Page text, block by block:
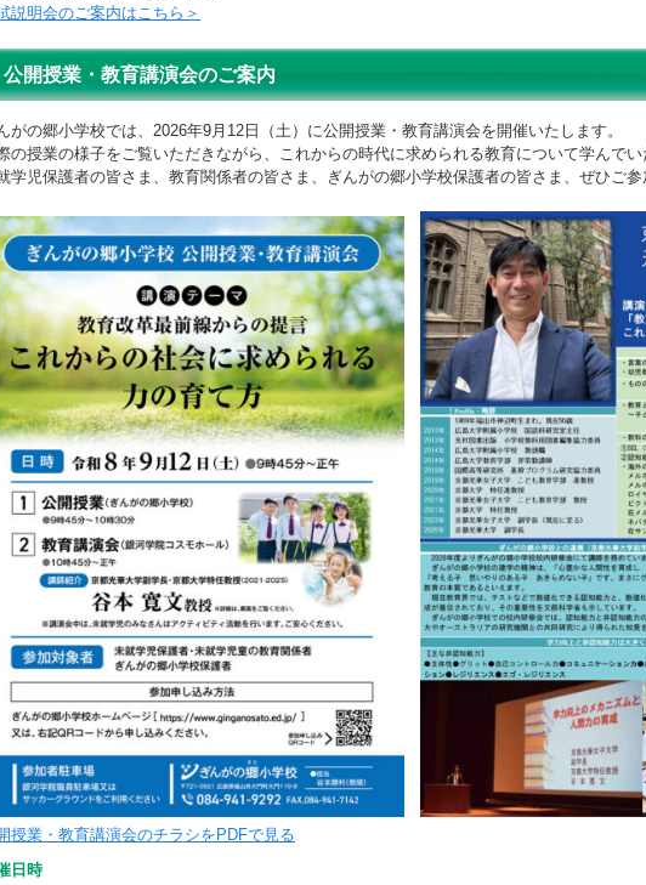
説明会のご案内はこちら＞
公開授業・教育講演会のご案内
がの郷小学校では、2026年9月12日（土）に公開授業・教育講演会を開催いたします。
の授業の様子をご覧いただきながら、これからの時代に求められる教育について学んでい
学児保護者の皆さま、教育関係者の皆さま、ぎんがの郷小学校保護者の皆さま 、ぜひご参
授業・教育講演会のチラシをPDFで見る
日時